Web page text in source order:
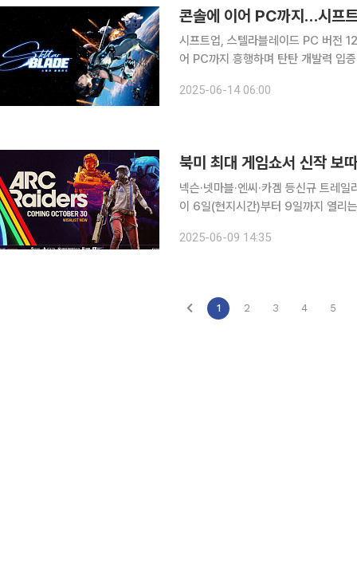
콘솔에 이어 PC까지…시프
시프트업, 스텔라블레이드 PC 버전
어 PC까지 흥행하며 탄탄 개발력 입증2027
시프트업이 PC 게임에서도 실력을
2025-06-14 06:00
북미 최대 게임쇼서 신작 보
넥슨·넷마블·엔씨·카겜 등신규 트레일러 잇따
이 6일(현지시간)부터 9일까지 열리
이 서구권 시장 공략에 주력하고 있는
2025-06-09 14:35
1 2 3 4 5